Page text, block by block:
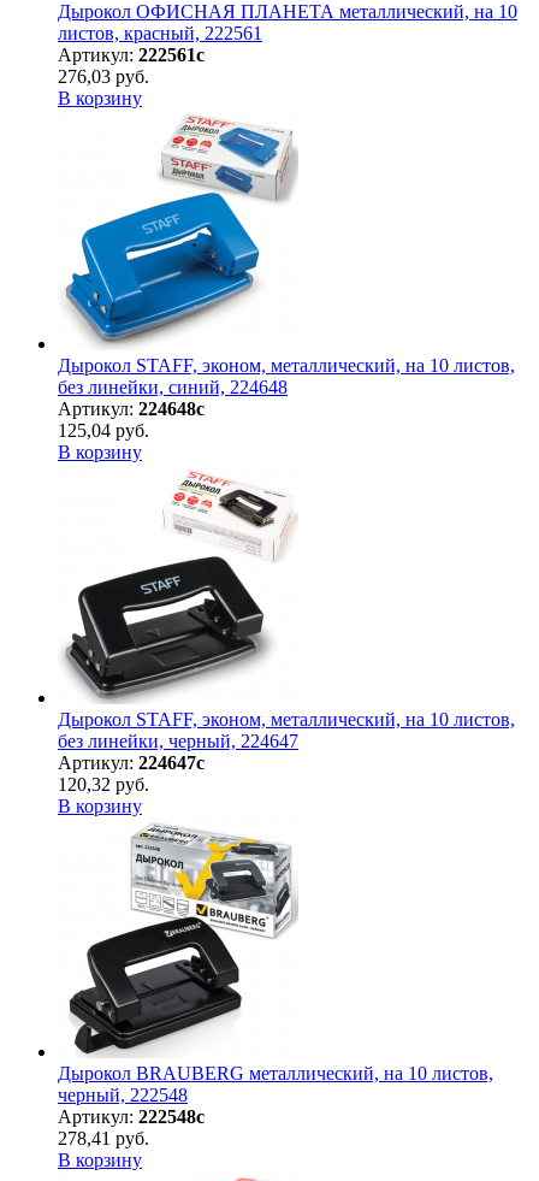
Дырокол ОФИСНАЯ ПЛАНЕТА металлический, на 10
листов, красный, 222561
Артикул: 222561с
276,03 руб.
В корзину
Дырокол STAFF, эконом, металлический, на 10 листов,
без линейки, синий, 224648
Артикул: 224648с
125,04 руб.
В корзину
Дырокол STAFF, эконом, металлический, на 10 листов,
без линейки, черный, 224647
Артикул: 224647с
120,32 руб.
В корзину
Дырокол BRAUBERG металлический, на 10 листов,
черный, 222548
Артикул: 222548с
278,41 руб.
В корзину